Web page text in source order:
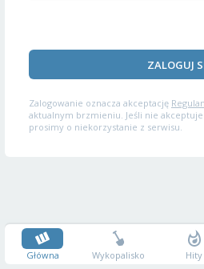
ZALOGUJ
Zalogowanie oznacza akceptację
aktualnym brzmieniu. Jeśli nie
prosimy o niekorzystanie z serwisu.
Główna Wykopalisko Hity